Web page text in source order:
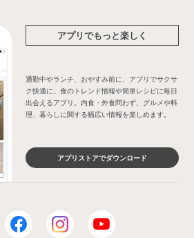
アプリでもっと楽しく
通勤中やランチ、おやすみ前に、アプリでサクサ
ク快適に。食のトレンド情報や簡単レシピに毎日
出会えるアプリ。内食・外食問わず、グルメや料
理、暮らしに関する幅広い情報を楽しめます。
アプリストアでダウンロード